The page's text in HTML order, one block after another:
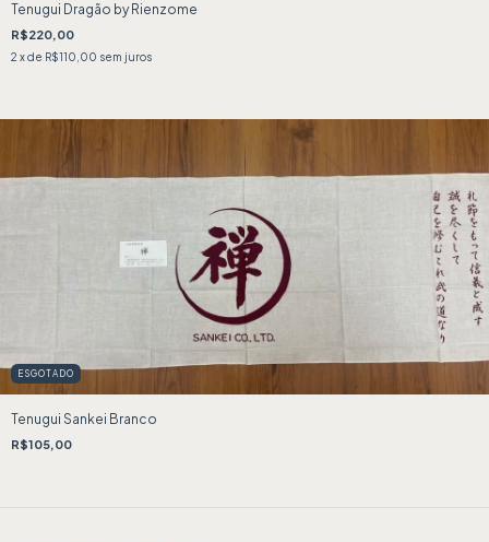
Tenugui Dragão by Rienzome
R$220,00
2 x de R$110,00 sem juros
ESGOTADO
Tenugui Sankei Branco
R$105,00